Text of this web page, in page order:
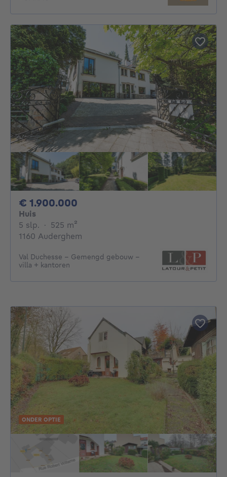
€ 1.900.000
Huis
5 slp. 5 slaapkamers
· 525 m²
1160 Auderghem
Val Duchesse – Gemengd gebouw –
villa + kantoren
ONDER OPTIE